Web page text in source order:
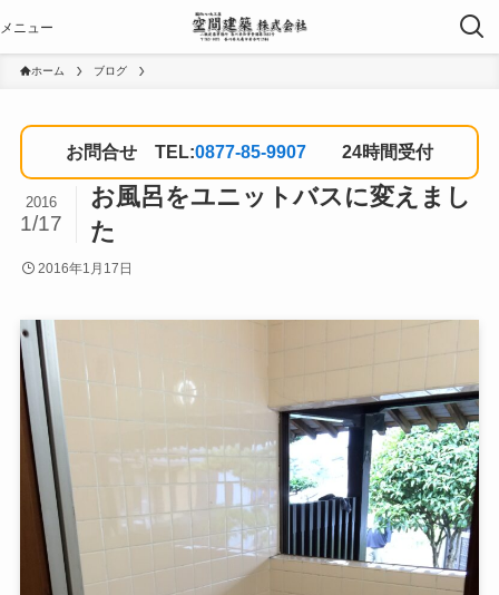
ホーム ブログ
お問合せ TEL:0877-85-9907 24時間受付
お風呂をユニットバスに変えまし
た
2016
1/17
2016年1月17日